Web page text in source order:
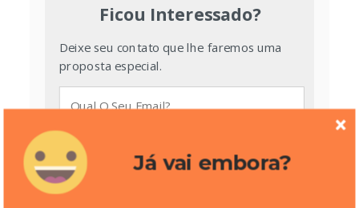
Ficou Interessado?
Deixe seu contato que lhe faremos uma
proposta especial.
Enviar
Já vai embora?